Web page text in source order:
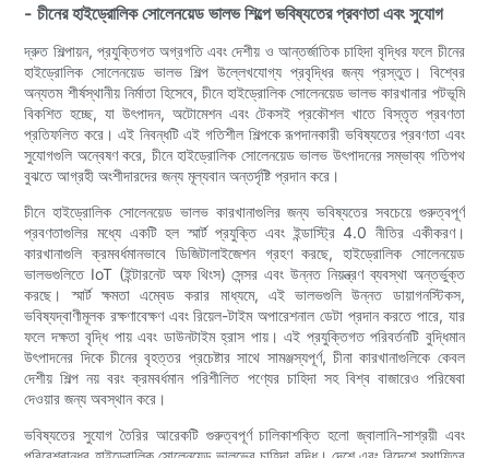
- চীনের হাইড্রোলিক সোলেনয়েড ভালভ শিল্পে ভবিষ্যতের প্রবণতা এবং সুযোগ
দ্রুত শিল্পায়ন, প্রযুক্তিগত অগ্রগতি এবং দেশীয় ও আন্তর্জাতিক চাহিদা বৃদ্ধির ফলে চীনের
হাইড্রোলিক সোলেনয়েড ভালভ শিল্প উল্লেখযোগ্য প্রবৃদ্ধির জন্য প্রস্তুত। বিশ্বের
অন্যতম শীর্ষস্থানীয় নির্মাতা হিসেবে, চীনে হাইড্রোলিক সোলেনয়েড ভালভ কারখানার পটভূমি
বিকশিত হচ্ছে, যা উৎপাদন, অটোমেশন এবং টেকসই প্রকৌশল খাতে বিস্তৃত প্রবণতা
প্রতিফলিত করে। এই নিবন্ধটি এই গতিশীল শিল্পকে রূপদানকারী ভবিষ্যতের প্রবণতা এবং
সুযোগগুলি অন্বেষণ করে, চীনে হাইড্রোলিক সোলেনয়েড ভালভ উৎপাদনের সম্ভাব্য গতিপথ
বুঝতে আগ্রহী অংশীদারদের জন্য মূল্যবান অন্তর্দৃষ্টি প্রদান করে।
চীনে হাইড্রোলিক সোলেনয়েড ভালভ কারখানাগুলির জন্য ভবিষ্যতের সবচেয়ে গুরুত্বপূর্ণ
প্রবণতাগুলির মধ্যে একটি হল স্মার্ট প্রযুক্তি এবং ইন্ডাস্ট্রি 4.0 নীতির একীকরণ।
কারখানাগুলি ক্রমবর্ধমানভাবে ডিজিটালাইজেশন গ্রহণ করছে, হাইড্রোলিক সোলেনয়েড
ভালভগুলিতে IoT (ইন্টারনেট অফ থিংস) সেন্সর এবং উন্নত নিয়ন্ত্রণ ব্যবস্থা অন্তর্ভুক্ত
করছে। স্মার্ট ক্ষমতা এম্বেড করার মাধ্যমে, এই ভালভগুলি উন্নত ডায়াগনস্টিকস,
ভবিষ্যদ্বাণীমূলক রক্ষণাবেক্ষণ এবং রিয়েল-টাইম অপারেশনাল ডেটা প্রদান করতে পারে, যার
ফলে দক্ষতা বৃদ্ধি পায় এবং ডাউনটাইম হ্রাস পায়। এই প্রযুক্তিগত পরিবর্তনটি বুদ্ধিমান
উৎপাদনের দিকে চীনের বৃহত্তর প্রচেষ্টার সাথে সামঞ্জস্যপূর্ণ, চীনা কারখানাগুলিকে কেবল
দেশীয় শিল্প নয় বরং ক্রমবর্ধমান পরিশীলিত পণ্যের চাহিদা সহ বিশ্ব বাজারেও পরিষেবা
দেওয়ার জন্য অবস্থান করে।
ভবিষ্যতের সুযোগ তৈরির আরেকটি গুরুত্বপূর্ণ চালিকাশক্তি হলো জ্বালানি-সাশ্রয়ী এবং